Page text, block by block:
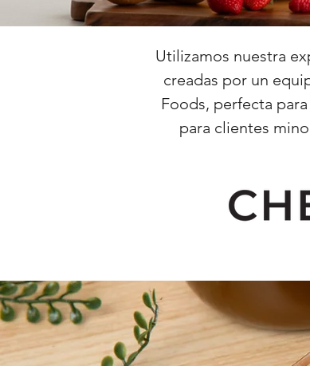
Utilizamos nuestra
creadas por un
Foods, perfecta
para clientes